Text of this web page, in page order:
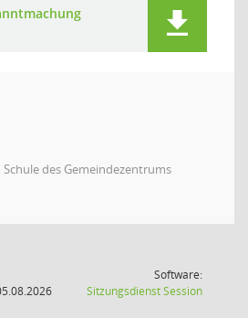
des Gemeindezentrums
Software:
SitzungsdienstSession(Wird in